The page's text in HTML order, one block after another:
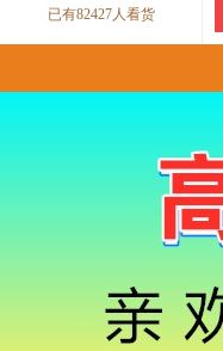
已有82427人看货